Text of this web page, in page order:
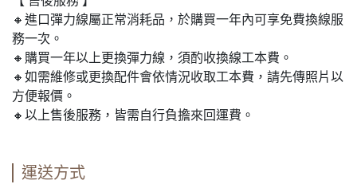
🔸進口彈力線屬正常消耗品，於購買一年內可享免費換線服
務一次。
🔸購買一年以上更換彈力線，須酌收換線工本費。
🔸如需維修或更換配件會依情況收取工本費，請先傳照片以
方便報價。
🔸以上售後服務，皆需自行負擔來回運費。
運送方式